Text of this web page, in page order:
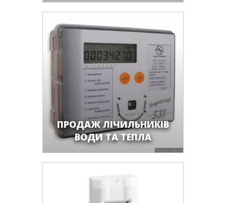
ПРОДАЖ ЛІЧИЛЬНИКІВ
ВОДИ ТА ТЕПЛА